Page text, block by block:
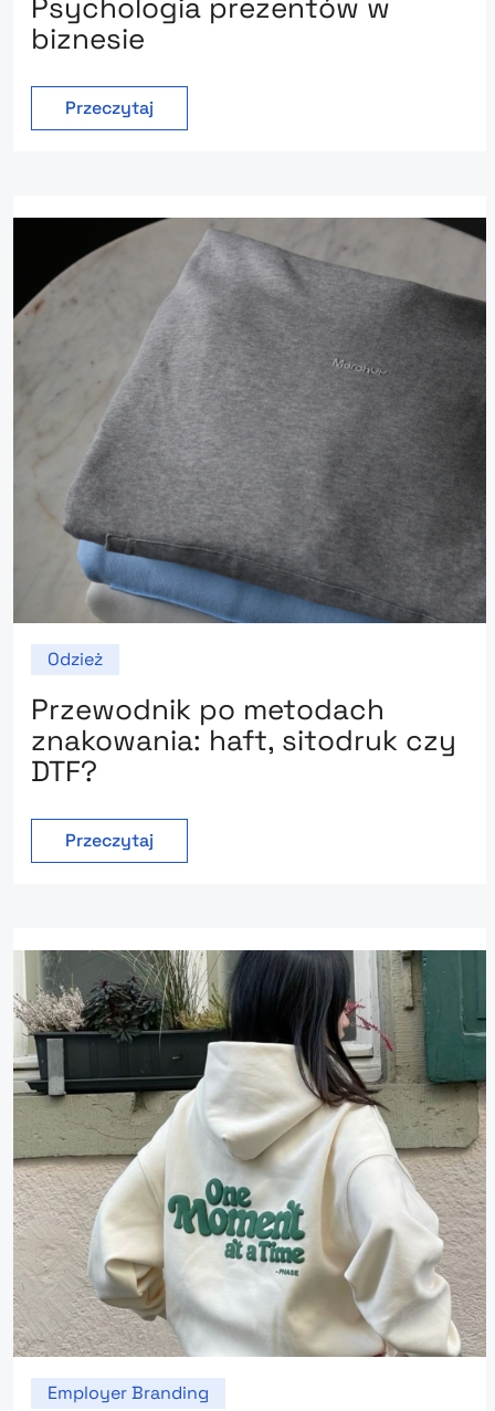
Psychologia prezentów w
biznesie
Przeczytaj
Odzież
Przewodnik po metodach
znakowania: haft, sitodruk czy
DTF?
Przeczytaj
Employer Branding